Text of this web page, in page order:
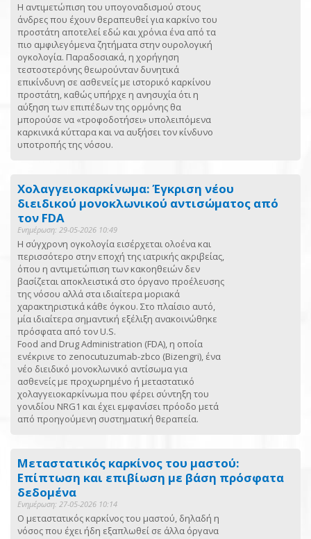
Η αντιμετώπιση του υπογοναδισμού στους
άνδρες που έχουν θεραπευθεί για καρκίνο του
προστάτη αποτελεί εδώ και χρόνια ένα από τα
πιο αμφιλεγόμενα ζητήματα στην ουρολογική
ογκολογία. Παραδοσιακά, η χορήγηση
τεστοστερόνης θεωρούνταν δυνητικά
επικίνδυνη σε ασθενείς με ιστορικό καρκίνου
προστάτη, καθώς υπήρχε η ανησυχία ότι η
αύξηση των επιπέδων της ορμόνης θα
μπορούσε να «τροφοδοτήσει» υπολειπόμενα
καρκινικά κύτταρα και να αυξήσει τον κίνδυνο
υποτροπής της νόσου.
Xολαγγειοκαρκίνωμα: Έγκριση νέου
διειδικού μονοκλωνικού αντισώματος από
τον FDA
Ενημέρωση: 29-05-2026 10:49
Η σύγχρονη ογκολογία εισέρχεται ολοένα και
περισσότερο στην εποχή της ιατρικής ακριβείας,
όπου η αντιμετώπιση των κακοηθειών δεν
βασίζεται αποκλειστικά στο όργανο προέλευσης
της νόσου αλλά στα ιδιαίτερα μοριακά
χαρακτηριστικά κάθε όγκου. Στο πλαίσιο αυτό,
μία ιδιαίτερα σημαντική εξέλιξη ανακοινώθηκε
πρόσφατα από τον U.S.
Food and Drug Administration (FDA), η οποία
ενέκρινε το zenocutuzumab-zbco (Bizengri), ένα
νέο διειδικό μονοκλωνικό αντίσωμα για
ασθενείς με προχωρημένο ή μεταστατικό
χολαγγειοκαρκίνωμα που φέρει σύντηξη του
γονιδίου NRG1 και έχει εμφανίσει πρόοδο μετά
από προηγούμενη συστηματική θεραπεία.
Μεταστατικός καρκίνος του μαστού:
Επίπτωση και επιβίωση με βάση πρόσφατα
δεδομένα
Ενημέρωση: 27-05-2026 10:14
Ο μεταστατικός καρκίνος του μαστού, δηλαδή η
νόσος που έχει ήδη εξαπλωθεί σε άλλα όργανα